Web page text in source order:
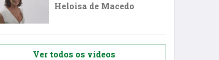
Heloisa de Macedo
Ver todos os vídeos